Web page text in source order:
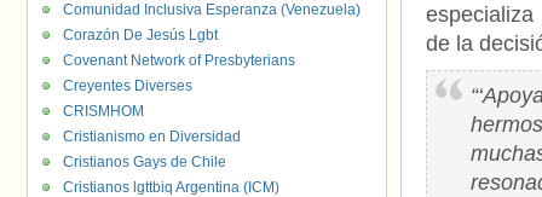
de la
Comunidad Inclusiva Esperanza (Venezuela)
Corazón De Jesús Lgbt
Covenant Network of Presbyterians
Creyentes Diverses
CRISMHOM
Cristianismo en Diversidad
Cristianos Gays de Chile
Cristianos lgttbiq Argentina (ICM)